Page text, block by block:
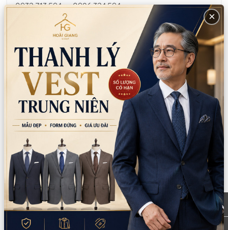
0932.713.594 - 0986.324.594
9:00 - 18:00 (Thứ 2 - Thứ 7)
CN Bình Thạnh
Tồn: 0
58/6 Tân Cảng, Phường Thạnh Mỹ Tây,
TPHCM
Xem
bản đồ
086.7474.247 - 086.8644.086
9:00 - 18:00 (Thứ 2 - Chủ nhật)
Từ khoá:cánh thiên thần
Thông tin sản phẩm
Chất liệu:Xốp foam/Lông vũ
Xuất xứ: Trung Quốc
Hướng dẫn sử dụng:
Lưu ý:
Không được ủi, không để tiếp xúc với lửa hoặc vật nóng có
nhiệt độ cao như mỏ hàn. Vận chuyển xa vui lòng đóng gói
×